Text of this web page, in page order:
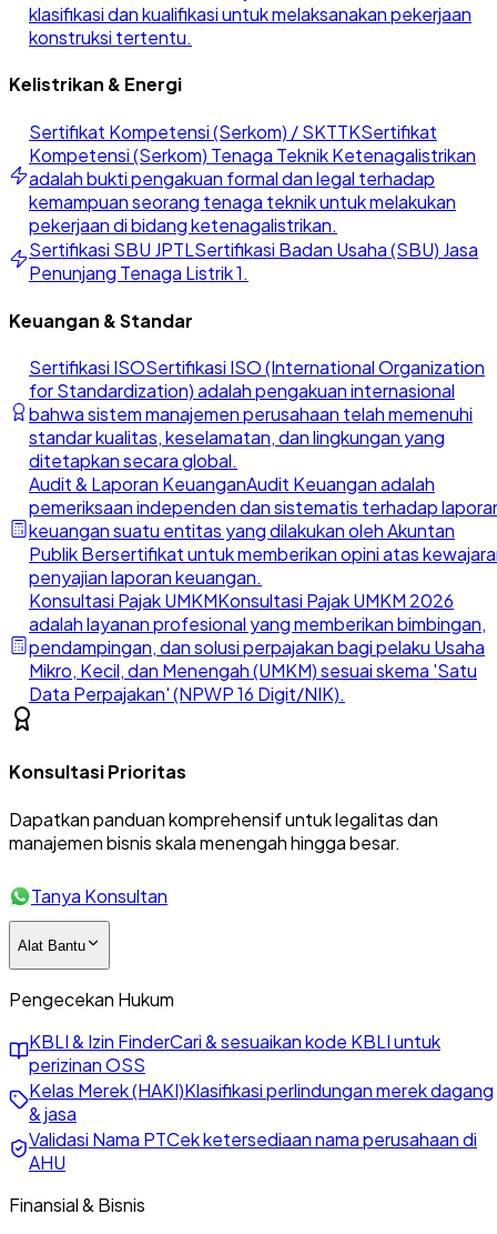
klasifikasi dan kualifikasi untuk melaksanakan pekerjaan
konstruksi tertentu.
Kelistrikan & Energi
Sertifikat Kompetensi (Serkom) / SKTTKSertifikat
Kompetensi (Serkom) Tenaga Teknik Ketenagalistrikan
adalah bukti pengakuan formal dan legal terhadap
kemampuan seorang tenaga teknik untuk melakukan
pekerjaan di bidang ketenagalistrikan.
Sertifikasi SBU JPTLSertifikasi Badan Usaha (SBU) Jasa
Penunjang Tenaga Listrik 1.
Keuangan & Standar
Sertifikasi ISOSertifikasi ISO (International Organization
for Standardization) adalah pengakuan internasional
bahwa sistem manajemen perusahaan telah memenuhi
standar kualitas, keselamatan, dan lingkungan yang
ditetapkan secara global.
Audit & Laporan KeuanganAudit Keuangan adalah
pemeriksaan independen dan sistematis terhadap
keuangan suatu entitas yang dilakukan oleh Akuntan
Publik Bersertifikat untuk memberikan opini atas
penyajian laporan keuangan.
Konsultasi Pajak UMKMKonsultasi Pajak UMKM 2026
adalah layanan profesional yang memberikan bimbingan,
pendampingan, dan solusi perpajakan bagi pelaku Usaha
Mikro, Kecil, dan Menengah (UMKM) sesuai skema 'Satu
Data Perpajakan' (NPWP 16 Digit/NIK).
Konsultasi Prioritas
Dapatkan panduan komprehensif untuk legalitas dan
manajemen bisnis skala menengah hingga besar.
Tanya Konsultan
Alat Bantu
Pengecekan Hukum
KBLI & Izin FinderCari & sesuaikan kode KBLI untuk
perizinan OSS
Kelas Merek (HAKI)Klasifikasi perlindungan merek dagang
& jasa
Validasi Nama PTCek ketersediaan nama perusahaan di
AHU
Finansial & Bisnis